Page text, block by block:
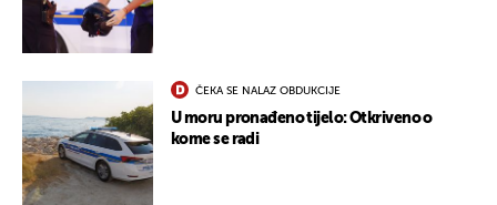
ČEKA SE NALAZ OBDUKCIJE
U moru pronađeno tijelo: Otkriveno o
kome se radi